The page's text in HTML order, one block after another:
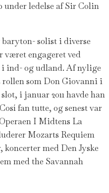
ledelse af Sir Colin
solist i diverse
engageret ved
ind- og udland. Af nylige
rollen som Don Giovanni i
i januar 2011 havde han
fan tutte, og senest var
I Midtens La
Mozarts Requiem
med Den Jyske
med the Savannah